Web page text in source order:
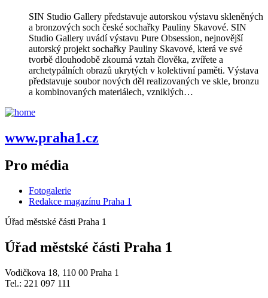
SIN Studio Gallery představuje autorskou výstavu skleněných
a bronzových soch české sochařky Pauliny Skavové. SIN
Studio Gallery uvádí výstavu Pure Obsession, nejnovější
autorský projekt sochařky Pauliny Skavové, která ve své
tvorbě dlouhodobě zkoumá vztah člověka, zvířete a
archetypálních obrazů ukrytých v kolektivní paměti. Výstava
představuje soubor nových děl realizovaných ve skle, bronzu
a kombinovaných materiálech, vzniklých…
www.praha1.cz
Pro média
Fotogalerie
Redakce magazínu Praha 1
Úřad městské části Praha 1
Úřad městské části Praha 1
Vodičkova 18, 110 00 Praha 1
Tel.: 221 097 111